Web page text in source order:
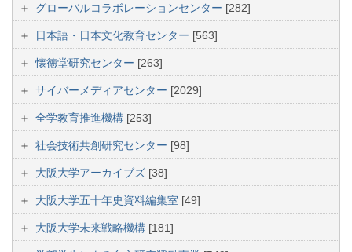
グローバルコラボレーションセンター [282]
日本語・日本文化教育センター [563]
懐徳堂研究センター [263]
サイバーメディアセンター [2029]
全学教育推進機構 [253]
社会技術共創研究センター [98]
大阪大学アーカイブズ [38]
大阪大学五十年史資料編集室 [49]
大阪大学未来戦略機構 [181]